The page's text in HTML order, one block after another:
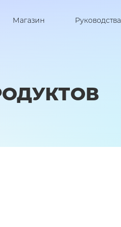
Магазин Руководства